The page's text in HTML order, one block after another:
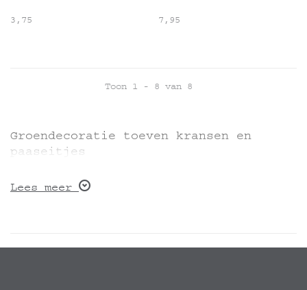
3,75 7,95
Toon 1 - 8 van 8
Groendecoratie toeven kransen en
paaseitjes
Lees meer